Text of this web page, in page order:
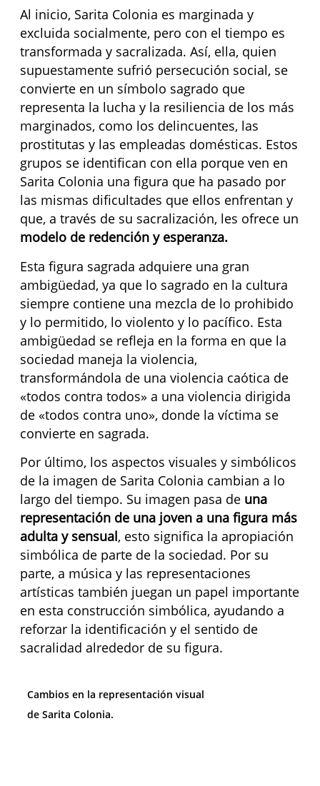
Al inicio, Sarita Colonia es marginada y
excluida socialmente, pero con el tiempo es
transformada y sacralizada. Así, ella, quien
supuestamente sufrió persecución social, se
convierte en un símbolo sagrado que
representa la lucha y la resiliencia de los más
marginados, como los delincuentes, las
prostitutas y las empleadas domésticas. Estos
grupos se identifican con ella porque ven en
Sarita Colonia una figura que ha pasado por
las mismas dificultades que ellos enfrentan y
que, a través de su sacralización, les ofrece un
modelo de redención y esperanza.
Esta figura sagrada adquiere una gran
ambigüedad, ya que lo sagrado en la cultura
siempre contiene una mezcla de lo prohibido
y lo permitido, lo violento y lo pacífico. Esta
ambigüedad se refleja en la forma en que la
sociedad maneja la violencia,
transformándola de una violencia caótica de
«todos contra todos» a una violencia dirigida
de «todos contra uno», donde la víctima se
convierte en sagrada.
Por último, los aspectos visuales y simbólicos
de la imagen de Sarita Colonia cambian a lo
largo del tiempo. Su imagen pasa de una
representación de una joven a una figura más
adulta y sensual, esto significa la apropiación
simbólica de parte de la sociedad. Por su
parte, a música y las representaciones
artísticas también juegan un papel importante
en esta construcción simbólica, ayudando a
reforzar la identificación y el sentido de
sacralidad alrededor de su figura.
Cambios en la representación visual
de Sarita Colonia.